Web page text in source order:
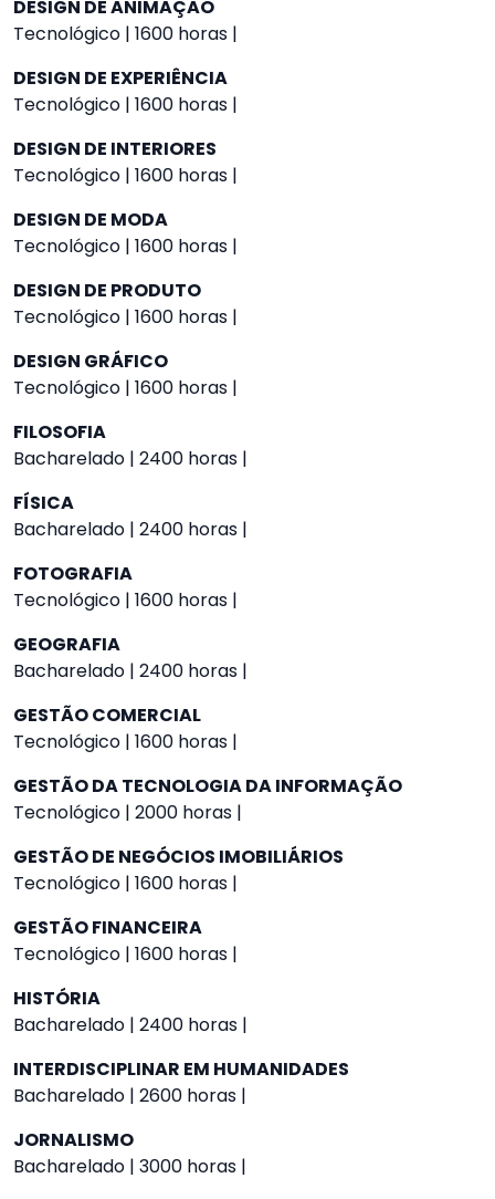
DESIGN DE ANIMAÇÃO
Tecnológico | 1600 horas |
DESIGN DE EXPERIÊNCIA
Tecnológico | 1600 horas |
DESIGN DE INTERIORES
Tecnológico | 1600 horas |
DESIGN DE MODA
Tecnológico | 1600 horas |
DESIGN DE PRODUTO
Tecnológico | 1600 horas |
DESIGN GRÁFICO
Tecnológico | 1600 horas |
FILOSOFIA
Bacharelado | 2400 horas |
FÍSICA
Bacharelado | 2400 horas |
FOTOGRAFIA
Tecnológico | 1600 horas |
GEOGRAFIA
Bacharelado | 2400 horas |
GESTÃO COMERCIAL
Tecnológico | 1600 horas |
GESTÃO DA TECNOLOGIA DA INFORMAÇÃO
Tecnológico | 2000 horas |
GESTÃO DE NEGÓCIOS IMOBILIÁRIOS
Tecnológico | 1600 horas |
GESTÃO FINANCEIRA
Tecnológico | 1600 horas |
HISTÓRIA
Bacharelado | 2400 horas |
INTERDISCIPLINAR EM HUMANIDADES
Bacharelado | 2600 horas |
JORNALISMO
Bacharelado | 3000 horas |